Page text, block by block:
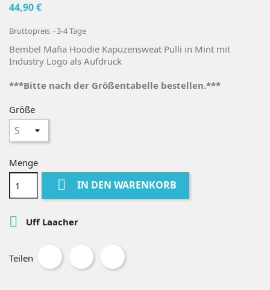
44,90 €
Bruttopreis 3-4 Tage
Bembel Mafia Hoodie Kapuzensweat Pulli in Mint mit
Industry Logo als Aufdruck
***Bitte nach der Größentabelle bestellen.***
Größe
Menge
 IN DEN WARENKORB
 Uff Laacher
Teilen